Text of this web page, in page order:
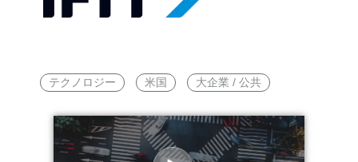
テクノロジー 米国 大企業 / 公共